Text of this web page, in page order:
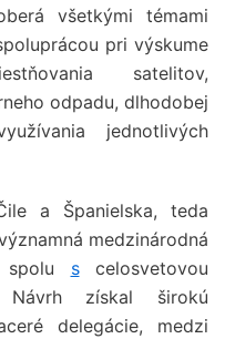
všetkými témami
pri výskume
satelitov,
odpadu, dlhodobej
jednotlivých
a Španielska, teda
medzinárodná
spolu scelosvetovou
Návrh získal širokú
delegácie, medzi